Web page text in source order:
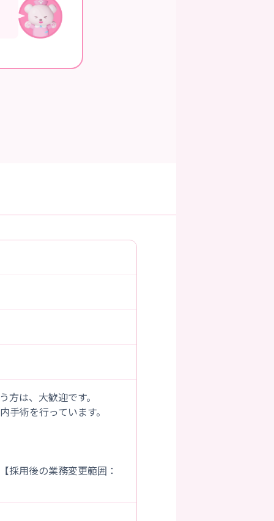
は、大歓迎です。
術を行っています。
採用後の業務変更範囲：